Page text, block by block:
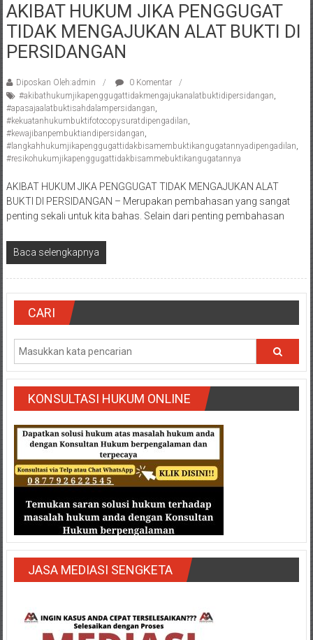
Pengacara
Perceraian/
Advokat
/
Konsultan
Hukum
/
Konsultan
Hukum
Pajak/
Mediator/
Mediasi/
Yogyakarta/Bantul/Sleman/Gunung
Yogyakarta/Jogja/
kalten/Solo/
Purwakarta,
Sukoharjo/
Semarang/
Purworejo,
Kebumen/Magelang/Temanggung/Mungkid/Demak/
Batu/
Blitar/Surabaya/Palembang/
Bekasi/Jakarta
selatan/
Jakarta
Utara/
Jakarta
Pusat/
Karawang/
Lampung
Barat/
Lampung
Timur/Lampung/
Bengkulu/
Medan/
AKIBAT HUKUM JIKA PENGGUGAT
TIDAK MENGAJUKAN ALAT BUKTI DI
PERSIDANGAN
Diposkan Oleh:admin
0 Komentar
#akibathukumjikapenggugattidakmengajukanalatbuktidipersidangan,
#apasajaalatbuktisahdalampersidangan,
#kekuatanhukumbuktifotocopysuratdipengadilan,
#kewajibanpembuktiandipersidangan,
#langkahhukumjikapenggugattidakbisamembuktikangugatannyadipengadilan,
#resikohukumjikapenggugattidakbisammebuktikangugatannya
AKIBAT HUKUM JIKA PENGGUGAT TIDAK MENGAJUKAN ALAT
BUKTI DI PERSIDANGAN – Merupakan pembahasan yang sangat
penting sekali untuk kita bahas. Selain dari penting pembahasan
Baca selengkapnya
CARI
KONSULTASI HUKUM ONLINE
JASA MEDIASI SENGKETA